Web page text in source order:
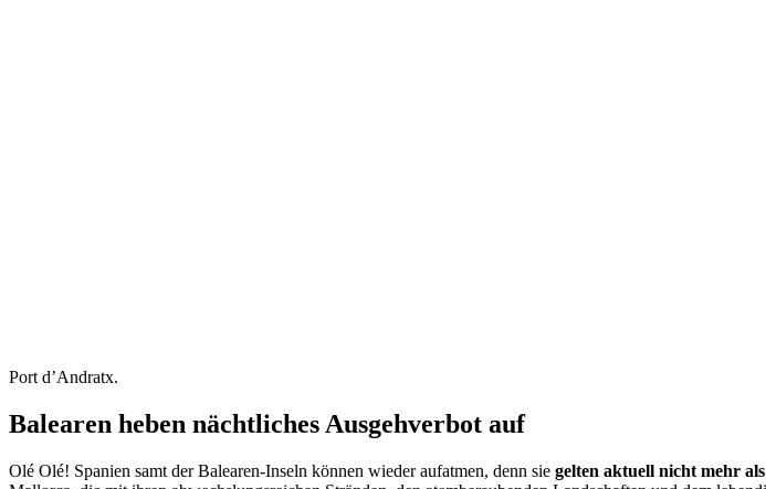
Port d’Andratx.
Balearen heben nächtliches Ausgehverbot auf
Olé Olé! Spanien samt der Balearen-Inseln können wieder aufatmen, denn sie gelten aktuell nicht mehr